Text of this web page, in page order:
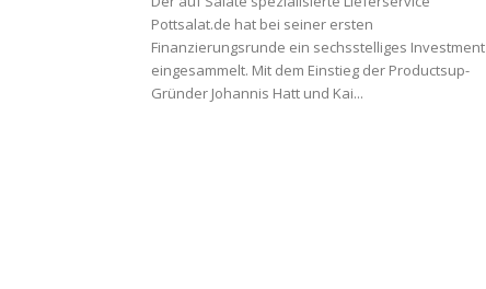
Pottsalat.de hat bei seiner ersten
Finanzierungsrunde ein sechsstelliges Investment
eingesammelt. Mit dem Einstieg der Productsup-
Gründer Johannis Hatt und Kai...